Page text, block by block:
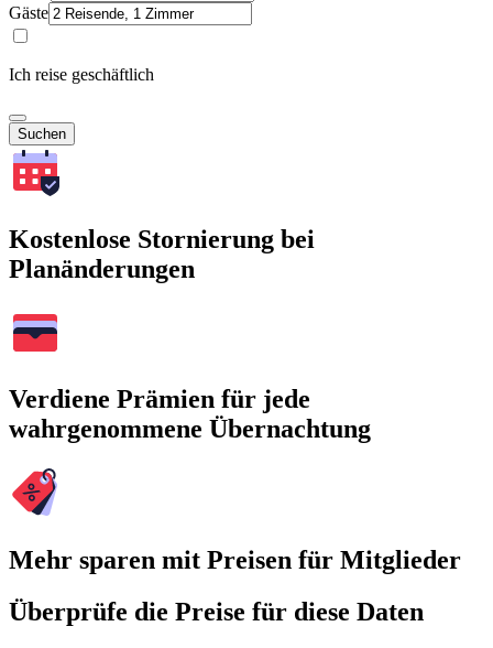
Gäste
Ich reise geschäftlich
Suchen
Kostenlose Stornierung bei
Planänderungen
Verdiene Prämien für jede
wahrgenommene Übernachtung
Mehr sparen mit Preisen für Mitglieder
Überprüfe die Preise für diese Daten